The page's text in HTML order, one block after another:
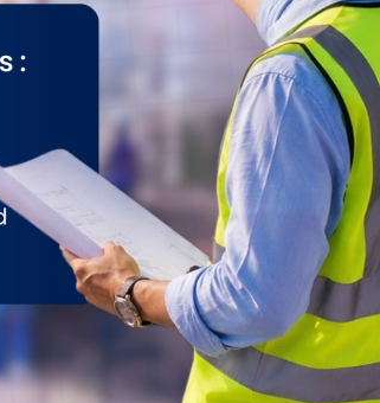
आशा राखेका थिए ।
जनप्रतिनिधिले नेतृत्व
मुलधारमा
सभा र प्रदेश